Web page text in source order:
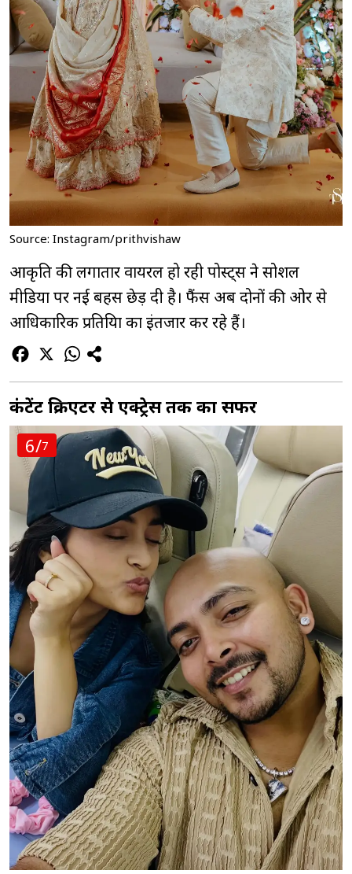
Source: Instagram/prithvishaw
आकृति की लगातार वायरल हो रही पोस्ट्स ने सोशल
मीडिया पर नई बहस छेड़ दी है। फैंस अब दोनों की ओर से
आधिकारिक प्रतिक्रिया का इंतजार कर रहे हैं।
कंटेंट क्रिएटर से एक्ट्रेस तक का सफर
6/7